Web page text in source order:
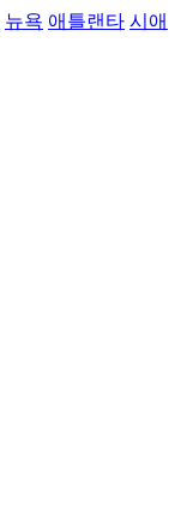
뉴욕 애틀랜타 시애